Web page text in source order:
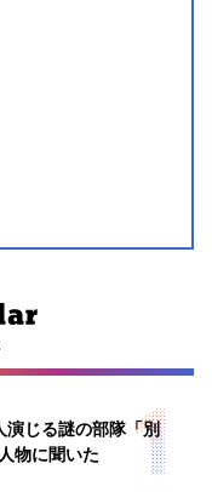
演じる謎の部隊「別
物に聞いた